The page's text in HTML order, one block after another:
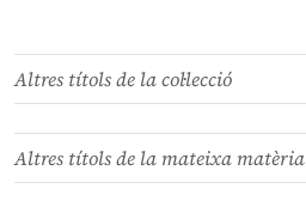
Altres títols de la col·lecció
Altres títols de la mateixa matèria